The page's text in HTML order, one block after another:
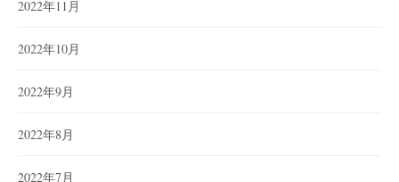
2022年11月
2022年10月
2022年9月
2022年8月
2022年7月